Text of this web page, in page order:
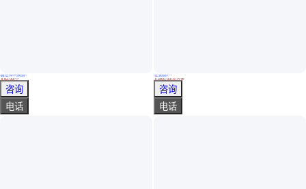
缩颈开口卡箍铁桶 树脂 200L食品环氧酚醛 冷轧板闭口桶 生产
真实性已核验
￥62.00/个
山西晋城
咨询
电话
鸿氟 紧衬四氟结晶储罐 内衬聚四氟乙烯储水罐 云贵川厂家
实地验厂
￥1800.00/平方米
江苏无锡
咨询
电话